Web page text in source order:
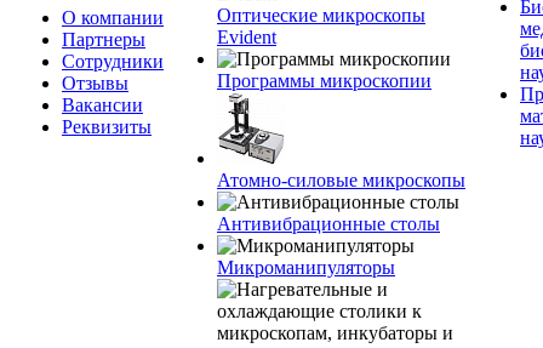
О компании
Партнеры
Сотрудники
Отзывы
Вакансии
Реквизиты
Оптические микроскопы
Evident
Программы микроскопии
Атомно-силовые микроскопы
Антивибрационные столы
Микроманипуляторы